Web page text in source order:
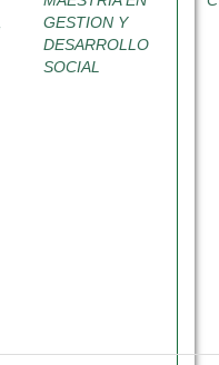
GESTION Y
DESARROLLO
SOCIAL